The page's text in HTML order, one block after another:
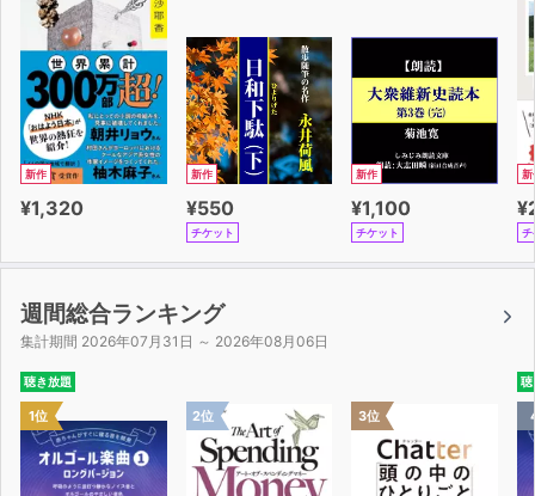
新作
¥1,320
新作
¥550
チケット
新作
¥1,100
チケット
新
チ
週間総合ランキング
集計期間 2026年07月31日 ～ 2026年08月06日
聴き放題
1位 2位 3位
聴